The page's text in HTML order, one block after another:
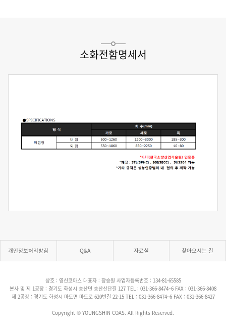
소화전함명세서
개인정보처리방침 Q&A 자료실 찾아오시는 길
상호 : 영신코아스 대표자 : 장승원 사업자등록번호 : 134-81-65585
본사 및 제 1공장 : 경기도 화성시 송산면 송산산단길 127​ TEL : 031-366-8474~6 FAX : ​031-366-8408
제 2공장 : 경기도 화성시 마도면 마도로 620번길 22-15 TEL : 031-366-8474~6 FAX : 031-366-8427
Copyright © YOUNGSHIN COAS. All Rights Reserved.